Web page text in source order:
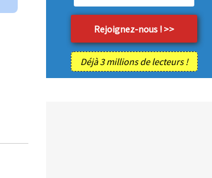
Déjà 3 millions de lecteurs !